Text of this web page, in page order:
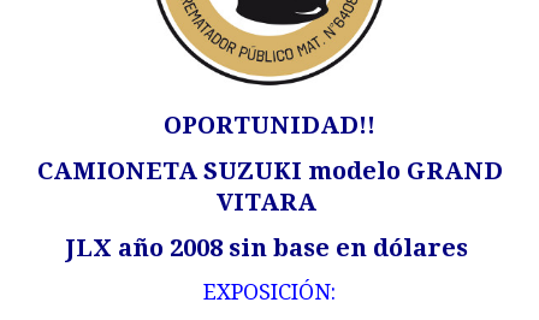
OPORTUNIDAD!!
CAMIONETA SUZUKI modelo GRAND
VITARA
JLX año 2008 sin base en dólares
EXPOSICIÓN: